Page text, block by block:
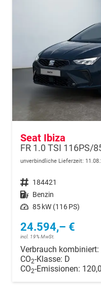
Seat Ibiza
unverbindliche Lieferzeit:
Fahrzeugnr. 184421
Kraftstoff Benzin
Leistung 85 kW (116 PS)
24.594,– €
incl. 19% MwSt.
Verbrauch kombiniert:
CO2-Klasse: D
CO2-Emissionen: